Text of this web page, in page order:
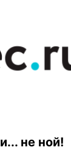
не ной!